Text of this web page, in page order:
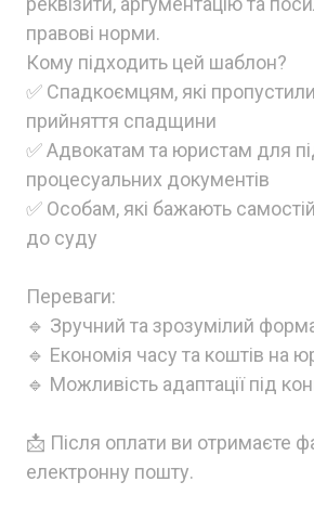
правові норми.
Кому підходить цей шаблон?
✅ Спадкоємцям, які
прийняття спадщини
✅ Адвокатам та юристам для
процесуальних документів
✅ Особам, які бажають
до суду
Переваги:
🔹 Зручний та зрозумілий
🔹 Економія часу та коштів на
🔹 Можливість адаптації під
📩 Після оплати ви отримаєте
електронну пошту.